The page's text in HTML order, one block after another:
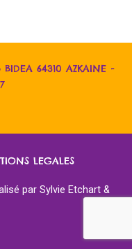
64310 AZKAINE -
LEGALES
par Sylvie Etchart &